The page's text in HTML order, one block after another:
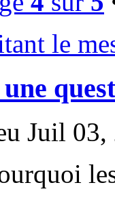
le
Juil